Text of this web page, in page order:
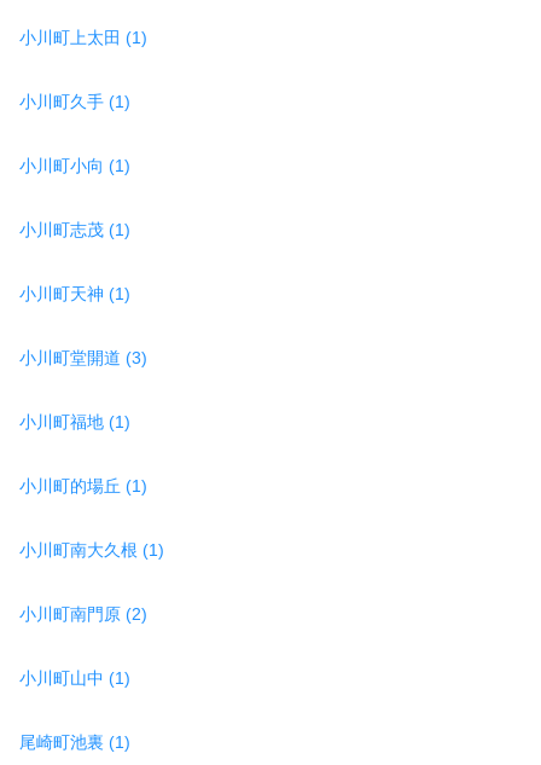
小川町上太田 (1)
小川町久手 (1)
小川町小向 (1)
小川町志茂 (1)
小川町天神 (1)
小川町堂開道 (3)
小川町福地 (1)
小川町的場丘 (1)
小川町南大久根 (1)
小川町南門原 (2)
小川町山中 (1)
尾崎町池裏 (1)